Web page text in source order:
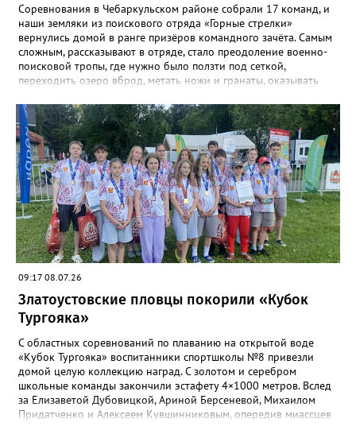
Соревнования в Чебаркульском районе собрали 17 команд, и
наши земляки из поискового отряда «Горные стрелки»
вернулись домой в ранге призёров командного зачёта. Самым
сложным, рассказывают в отряде, стало преодоление военно-
поисковой тропы, где нужно было ползти под сеткой,
переходить озеро вброд, метать ножи и гранаты, оказывать
экспедициями и тренировками старшие «Горные стрелки»
финишировали вторыми, а их товарищи из средней группы –
третьими. В соревновательной программе были и визитка, и
видеоролик, а также викторина, конкурс музейных
экспотнатов и «профессиональный» этап под названием
«Эксгумация. Документирование работ», где средняя группа
лидировала, а старшие взяли бронзу. Всего «Горные стрелки»
привезли 13 наград разного достоинства. В средней группе
представители отряда стали вице-чемпионами, в старшей –
замкнули тройку лучших.
09:17 08.07.26
Златоустовские пловцы покорили «Кубок
Тургояка»
С областных соревнований по плаванию на открытой воде
«Кубок Тургояка» воспитанники спортшколы №8 привезли
домой целую коллекцию наград. С золотом и серебром
школьные команды закончили эстафету 4×1000 метров. Вслед
за Елизаветой Дубовицкой, Ариной Берсеневой, Михаилом
Придатченко и Алексеем Кувшинниковым, опередив миассцев